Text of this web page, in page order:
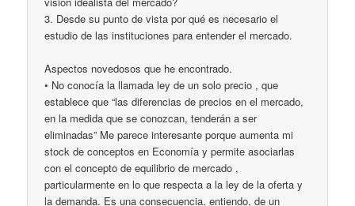
3. Desde su punto de vista por qué es necesario el
estudio de las instituciones para entender el mercado.
Aspectos novedosos que he encontrado.
• No conocía la llamada ley de un solo precio , que
establece que “las diferencias de precios en el mercado,
en la medida que se conozcan, tenderán a ser
eliminadas” Me parece interesante porque aumenta mi
stock de conceptos en Economía y permite asociarlas
con el concepto de equilibrio de mercado ,
particularmente en lo que respecta a la ley de la oferta y
la demanda. Es una consecuencia, entiendo, de un